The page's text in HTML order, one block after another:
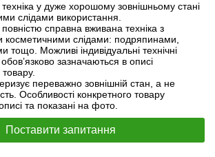
у дуже хорошому зовнішньому стані
слідами використання.
справна вживана техніка з
косметичними слідами: подряпинами,
тощо. Можливі індивідуальні технічні
зазначаються в описі
переважно зовнішній стан, а не
Особливості конкретного товару
та показані на фото.
Поставити запитання